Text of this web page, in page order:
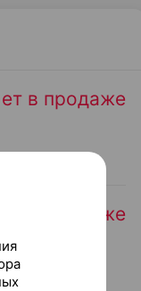
в продаже
в продаже